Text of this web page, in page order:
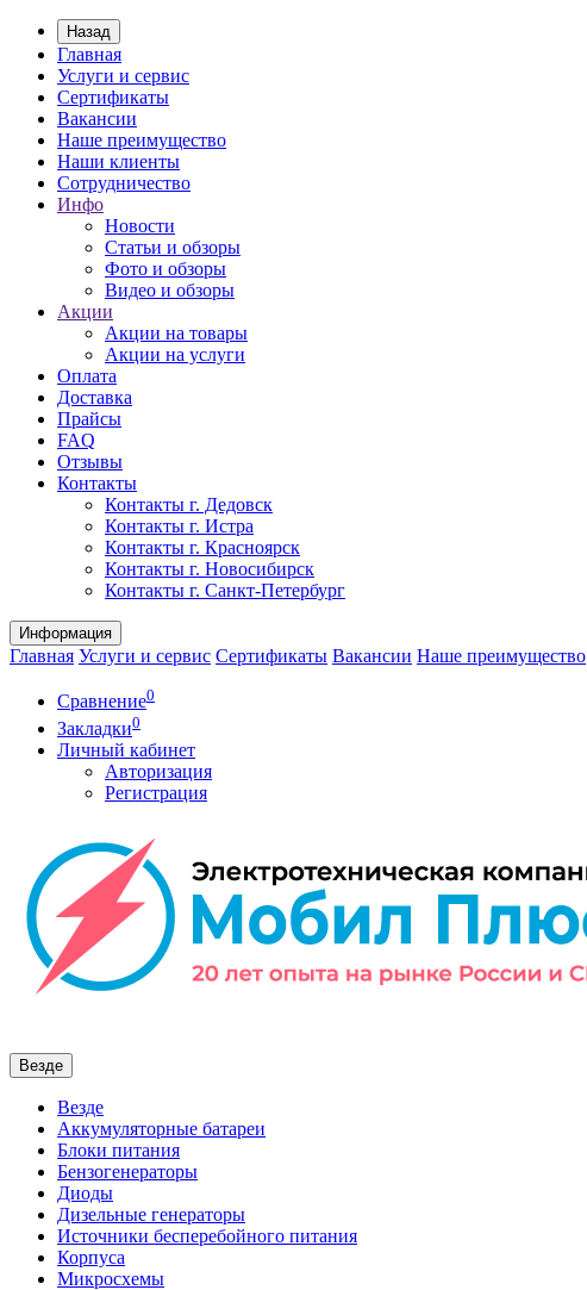
Назад
Главная
Услуги и сервис
Сертификаты
Вакансии
Наше преимущество
Наши клиенты
Сотрудничество
Инфо
Новости
Статьи и обзоры
Фото и обзоры
Видео и обзоры
Акции
Акции на товары
Акции на услуги
Оплата
Доставка
Прайсы
FAQ
Отзывы
Контакты
Контакты г. Дедовск
Контакты г. Истра
Контакты г. Красноярск
Контакты г. Новосибирск
Контакты г. Санкт-Петербург
Информация
Главная Услуги и сервис Сертификаты Вакансии Наше преимущество
Сравнение0
Закладки0
Личный кабинет
Авторизация
Регистрация
Везде
Везде
Аккумуляторные батареи
Блоки питания
Бензогенераторы
Диоды
Дизельные генераторы
Источники бесперебойного питания
Корпуса
Микросхемы